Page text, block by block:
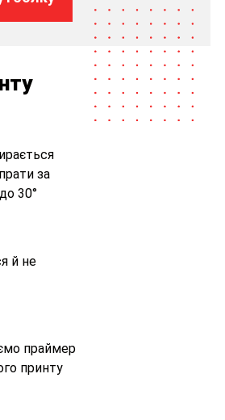
за
30°
й не
праймер
принту